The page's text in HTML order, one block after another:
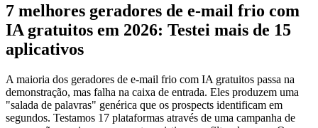
7 melhores geradores de e-mail frio com
IA gratuitos em 2026: Testei mais de 15
aplicativos
A maioria dos geradores de e-mail frio com IA gratuitos passa na
demonstração, mas falha na caixa de entrada. Eles produzem uma
"salada de palavras" genérica que os prospects identificam em
segundos. Testamos 17 plataformas através de uma campanha de